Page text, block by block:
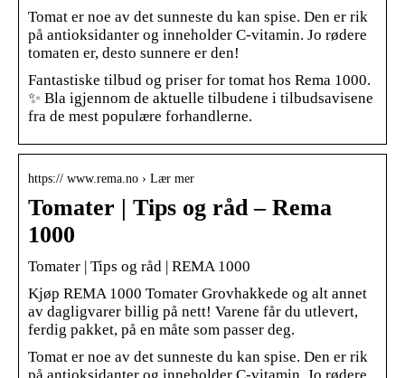
Tomat er noe av det sunneste du kan spise. Den er rik
på antioksidanter og inneholder C-vitamin. Jo rødere
tomaten er, desto sunnere er den!
Fantastiske tilbud og priser for tomat hos Rema 1000.
✨ Bla igjennom de aktuelle tilbudene i tilbudsavisene
fra de mest populære forhandlerne.
https:// www.rema.no › Lær mer
Tomater | Tips og råd – Rema
1000
Tomater | Tips og råd | REMA 1000
Kjøp REMA 1000 Tomater Grovhakkede og alt annet
av dagligvarer billig på nett! Varene får du utlevert,
ferdig pakket, på en måte som passer deg.
Tomat er noe av det sunneste du kan spise. Den er rik